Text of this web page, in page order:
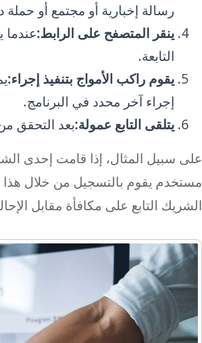
رسالة إخبارية أو مجتمع أو حملة
ينقر المتصفح على الرابط:
التابعة.
يقوم راكب الأمواج بتنفيذ إجراء:
إجراء آخر محدد في البرنامج.
يتلقى التابع عمولة:بعد التحقق
على سبيل المثال، إذا قامت إحدى
مستخدم يقوم بالتسجيل من خلال
الشريك التابع على مكافأة مقابل